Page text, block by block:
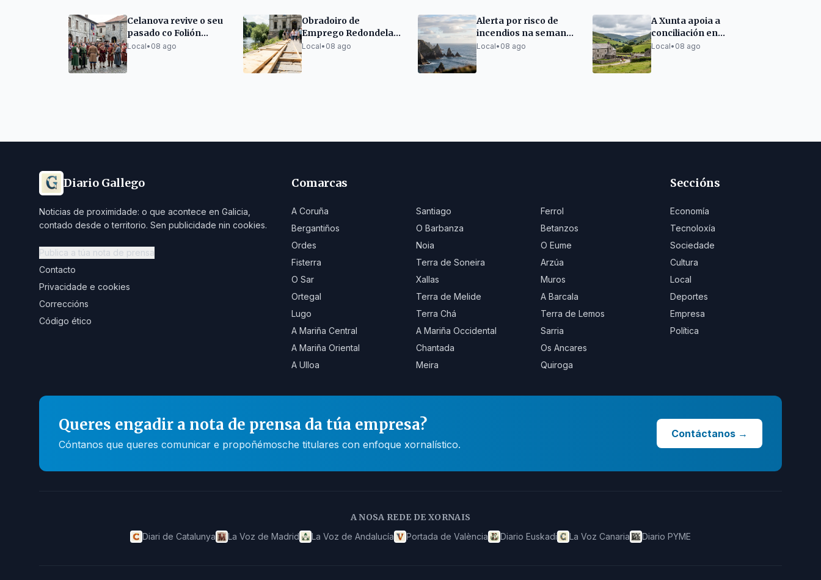
Celanova revive o seu
pasado co Folión
Castrexo
Local• 08 ago
Obradoiro de
Emprego Redondela
mellora espazos
Local• 08 ago
Alerta por risco de
incendios na semana
do eclipse solar
Local• 08 ago
A Xunta apoia a
conciliación en
Ponteceso con 25.000
Local• 08 ago
Diario Gallego
Noticias de proximidade: o que acontece en Galicia,
contado desde o territorio. Sen publicidade nin cookies.
Publica a túa nota de prensa
Contacto
Privacidade e cookies
Correccións
Código ético
Comarcas
A Coruña Santiago
Ferrol
Bergantiños
O Barbanza
Betanzos
Ordes
Noia
O Eume
Fisterra
Terra de Soneira
Arzúa
O Sar
Xallas
Muros
Ortegal
Terra de Melide
A Barcala
Lugo
Terra Chá
Terra de Lemos
A Mariña Central
A Mariña Occidental
Sarria
A Mariña Oriental
Chantada
Os Ancares
A Ulloa
Meira Quiroga
Seccións
Economía
Tecnoloxía
Sociedade
Cultura
Local
Deportes
Empresa
Política
Queres engadir a nota de prensa da túa empresa?
Cóntanos que queres comunicar e propoñémosche titulares con enfoque xornalístico.
Contáctanos →
A NOSA REDE DE XORNAIS
Diari de Catalunya La Voz de Madrid La Voz de Andalucía Portada de València Diario Euskadi La Voz Canaria Diario PYME